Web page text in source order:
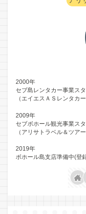
2000年
セブ島レンタカー事業スタ
（エイエスＡＳレンタカー
2009年
セブボホール観光事業スタ
（アリサトラベル＆ツアー
2019年
ボホール島支店準備中(登